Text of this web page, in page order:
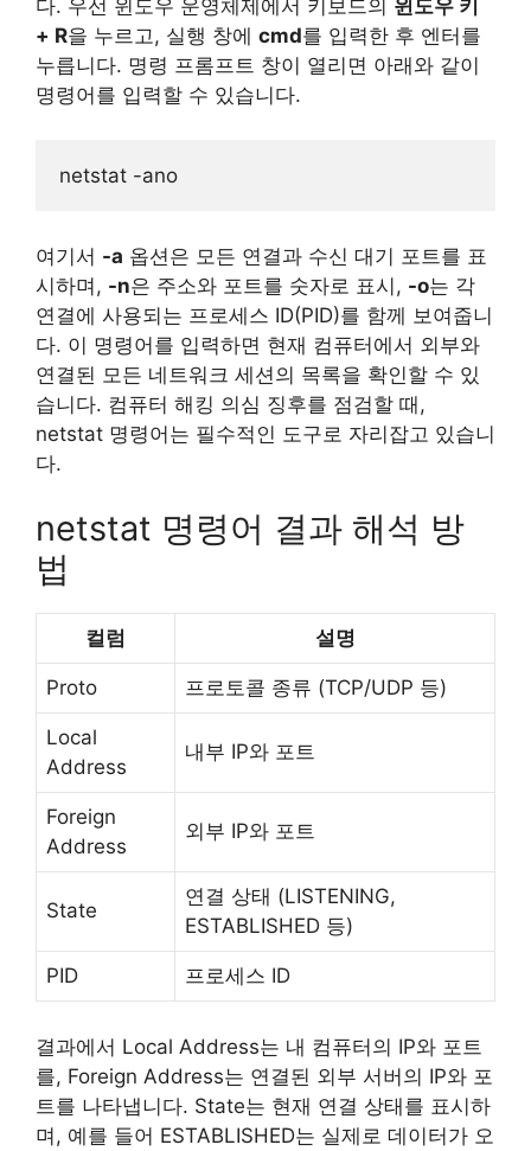
다. 우선 윈도우 운영체제에서 키보드의 윈도우 키
+ R을 누르고, 실행 창에 cmd를 입력한 후 엔터를
누릅니다. 명령 프롬프트 창이 열리면 아래와 같이
명령어를 입력할 수 있습니다.
netstat -ano
여기서 -a 옵션은 모든 연결과 수신 대기 포트를 표
시하며, -n은 주소와 포트를 숫자로 표시, -o는 각
연결에 사용되는 프로세스 ID(PID)를 함께 보여줍니
다. 이 명령어를 입력하면 현재 컴퓨터에서 외부와
연결된 모든 네트워크 세션의 목록을 확인할 수 있
습니다. 컴퓨터 해킹 의심 징후를 점검할 때,
netstat 명령어는 필수적인 도구로 자리잡고 있습니
다.
netstat 명령어 결과 해석 방
법
컬럼 설명
Proto 프로토콜 종류 (TCP/UDP 등)
Local
Address
내부 IP와 포트
Foreign
Address
외부 IP와 포트
State
연결 상태 (LISTENING,
ESTABLISHED 등)
PID 프로세스 ID
결과에서 Local Address는 내 컴퓨터의 IP와 포트
를, Foreign Address는 연결된 외부 서버의 IP와 포
트를 나타냅니다. State는 현재 연결 상태를 표시하
며, 예를 들어 ESTABLISHED는 실제로 데이터가 오